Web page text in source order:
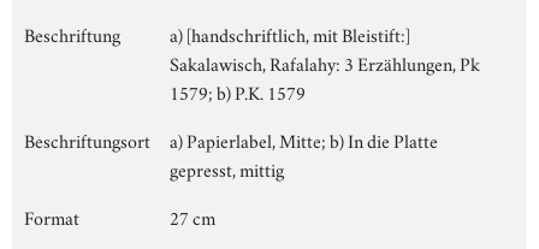
Beschriftung
a) [handschriftlich, mit Bleistift:]
Sakalawisch, Rafalahy: 3 Erzählungen, Pk
1579; b) P.K. 1579
Beschriftungsort
a) Papierlabel, Mitte; b) In die Platte
gepresst, mittig
Format
27 cm